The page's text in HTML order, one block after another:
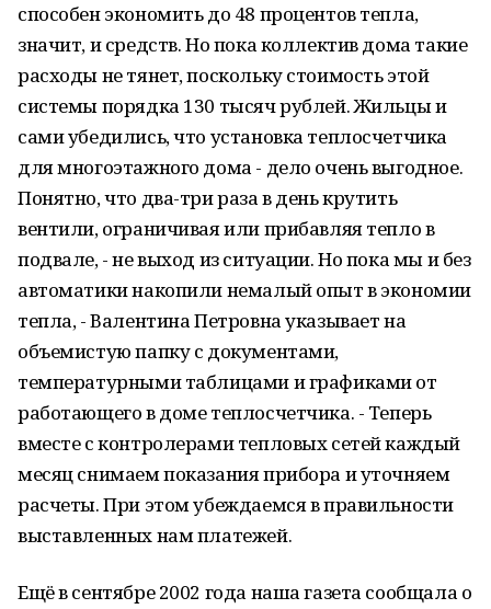
способен экономить до 48 процентов тепла,
значит, и средств. Но пока коллектив дома такие
расходы не тянет, поскольку стоимость этой
системы порядка 130 тысяч рублей. Жильцы и
сами убедились, что установка теплосчетчика
для многоэтажного дома - дело очень выгодное.
Понятно, что два-три раза в день крутить
вентили, ограничивая или прибавляя тепло в
подвале, - не выход из ситуации. Но пока мы и без
автоматики накопили немалый опыт в экономии
тепла, - Валентина Петровна указывает на
объемистую папку с документами,
температурными таблицами и графиками от
работающего в доме теплосчетчика. - Теперь
вместе с контролерами тепловых сетей каждый
месяц снимаем показания прибора и уточняем
расчеты. При этом убеждаемся в правильности
выставленных нам платежей.
Ещё в сентябре 2002 года наша газета сообщала о